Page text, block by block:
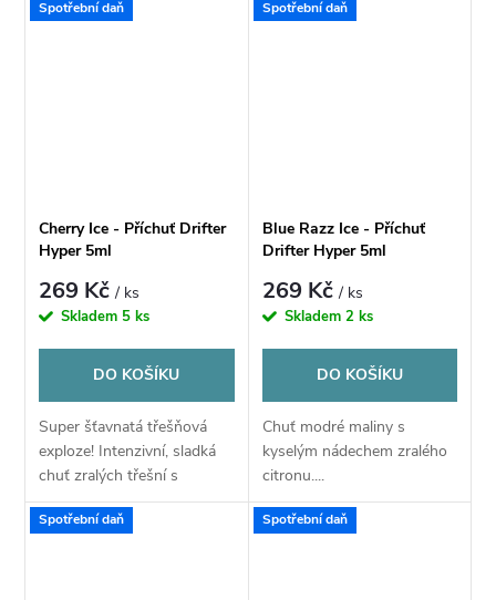
čistého, krystalického
odmění výbornou, ledovou a
Spotřební daň
Cherry Ice - Příchuť Drifter
Hyper 5ml
269 Kč/ ks
Skladem 5 ks
DO KOŠÍKU
Super šťavnatá třešňová
exploze! Intenzivní, sladká
chuť zralých třešní s
jemným chladem. Drifter
Juice Hyper vás odmění
Spotřební daň
Blue Razz Ice - Příchuť
Drifter Hyper 5ml
269 Kč/ ks
Skladem 2 ks
DO KOŠÍKU
Chuť modré maliny s
kyselým nádechem zralého
citronu....
Spotřební daň Spotřební daň